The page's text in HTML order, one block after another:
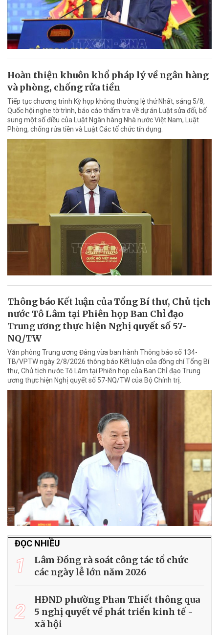
Hoàn thiện khuôn khổ pháp lý về ngân hàng
và phòng, chống rửa tiền
Tiếp tục chương trình Kỳ họp không thường lệ thứ Nhất, sáng 5/8,
Quốc hội nghe tờ trình, báo cáo thẩm tra về dự án Luật sửa đổi, bổ
sung một số điều của Luật Ngân hàng Nhà nước Việt Nam, Luật
Phòng, chống rửa tiền và Luật Các tổ chức tín dụng.
Thông báo Kết luận của Tổng Bí thư, Chủ tịch
nước Tô Lâm tại Phiên họp Ban Chỉ đạo
Trung ương thực hiện Nghị quyết số 57-
NQ/TW
Văn phòng Trung ương Đảng vừa ban hành Thông báo số 134-
TB/VPTW ngày 2/8/2026 thông báo Kết luận của đồng chí Tổng Bí
thư, Chủ tịch nước Tô Lâm tại Phiên họp của Ban Chỉ đạo Trung
ương thực hiện Nghị quyết số 57-NQ/TW của Bộ Chính trị.
ĐỌC NHIỀU
1
Lâm Đồng rà soát công tác tổ chức
các ngày lễ lớn năm 2026
2
HĐND phường Phan Thiết thông qua
5 nghị quyết về phát triển kinh tế -
xã hội